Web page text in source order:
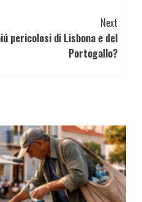
Next
pericolosi di Lisbona e del
Portogallo?